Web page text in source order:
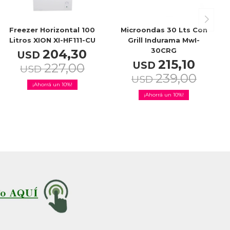
Freezer Horizontal 100
Litros XION XI-HF111-CU
USD 204,30
USD 227,00
10
Microondas 30 Lts Con
Grill Indurama MwI-
30CRG
USD 215,10
USD 239,00
10